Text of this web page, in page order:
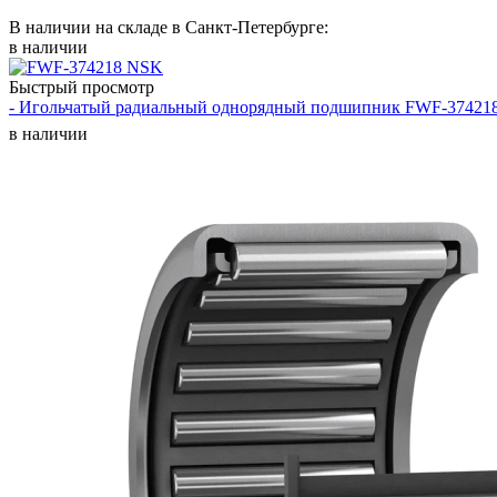
В наличии на складе в Санкт-Петербурге:
в наличии
Быстрый просмотр
- Игольчатый радиальный однорядный подшипник FWF-
в наличии